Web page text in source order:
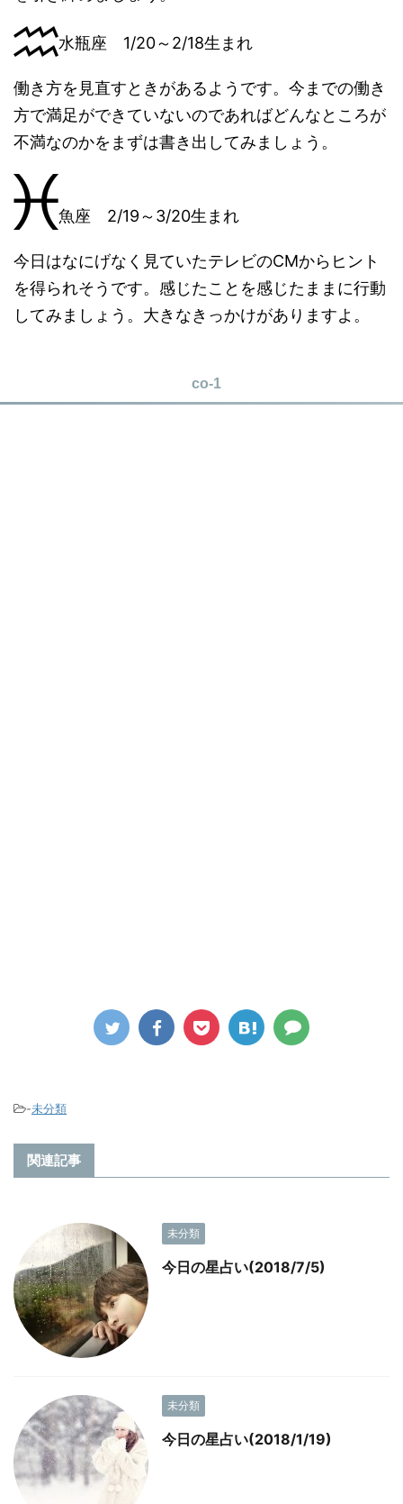
水瓶座 1/20～2/18生まれ
働き方を見直すときがあるようです。今までの働き
方で満足ができていないのであればどんなところが
不満なのかをまずは書き出してみましょう。
魚座 2/19～3/20生まれ
今日はなにげなく見ていたテレビのCMからヒント
を得られそうです。感じたことを感じたままに行動
してみましょう。大きなきっかけがありますよ。
co-1
-未分類
関連記事
未分類
今日の星占い(2018/7/5)
未分類
今日の星占い(2018/1/19)